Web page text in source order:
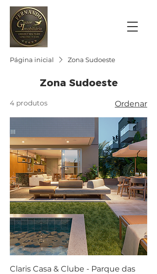
Página inicial Zona Sudoeste
Zona Sudoeste
4 produtos Ordenar
Claris Casa & Clube - Parque das